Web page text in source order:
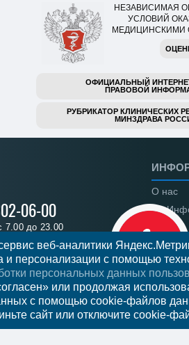
НЕЗАВИСИМАЯ
УСЛОВИЙ
МЕДИЦИНСКИМИ
ОФИЦИАЛЬНЫЙ
ПРАВОВОЙ
РУБРИКАТОР КЛИНИЧЕСКИХ
МИНЗДРАВА
06-00
7.00 до 23.00
на прием
О нас
веб-аналитики
и персонализации с помощью
персональных данных
или продолжая
с помощью cookie-файлов
сайт или отключите cookie-